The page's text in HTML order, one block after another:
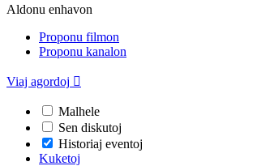
Aldonu enhavon
Proponu filmon
Proponu kanalon
Viaj agordoj 
Malhele
Sen diskutoj
Historiaj eventoj
Kuketoj